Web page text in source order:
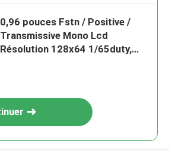
0,96 pouces Fstn / Positive /
Transmissive Mono Lcd
Résolution 128x64 1/65duty,